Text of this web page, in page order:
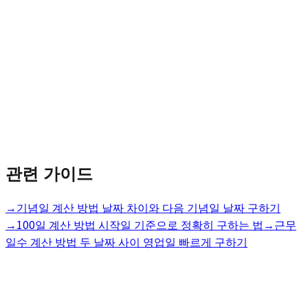
관련 가이드
→기념일 계산 방법 날짜 차이와 다음 기념일 날짜 구하기
→100일 계산 방법 시작일 기준으로 정확히 구하는 법 →근무
일수 계산 방법 두 날짜 사이 영업일 빠르게 구하기